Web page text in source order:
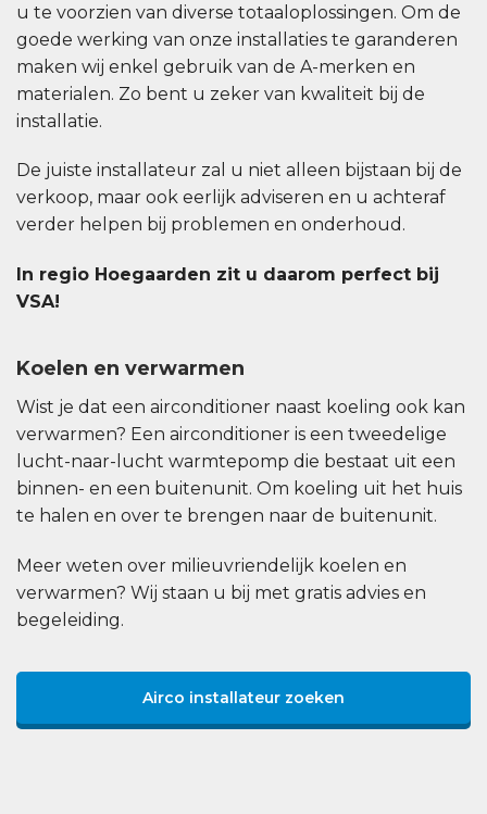
u te voorzien van diverse totaaloplossingen. Om de
goede werking van onze installaties te garanderen
maken wij enkel gebruik van de A-merken en
materialen. Zo bent u zeker van kwaliteit bij de
installatie.
De juiste installateur zal u niet alleen bijstaan bij de
verkoop, maar ook eerlijk adviseren en u achteraf
verder helpen bij problemen en onderhoud.
In regio Hoegaarden zit u daarom perfect bij
VSA!
Koelen en verwarmen
Wist je dat een airconditioner naast koeling ook kan
verwarmen? Een airconditioner is een tweedelige
lucht-naar-lucht warmtepomp die bestaat uit een
binnen- en een buitenunit. Om koeling uit het huis
te halen en over te brengen naar de buitenunit.
Meer weten over milieuvriendelijk koelen en
verwarmen? Wij staan u bij met gratis advies en
begeleiding.
Airco installateur zoeken